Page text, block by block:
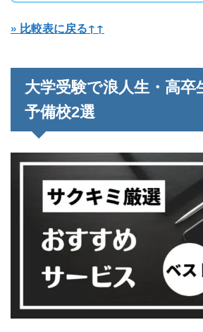
» 比較表に戻る↑↑
大学受験で浪人生・高卒
予備校2選